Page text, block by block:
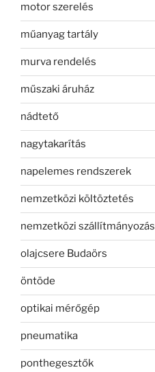
motor szerelés
műanyag tartály
murva rendelés
műszaki áruház
nádtető
nagytakarítás
napelemes rendszerek
nemzetközi költöztetés
nemzetközi szállítmányozás
olajcsere Budaörs
öntöde
optikai mérőgép
pneumatika
ponthegesztők